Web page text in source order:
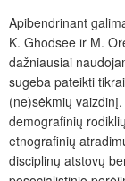
Apibendrinant
K. Ghodsee ir M.
dažniausiai
sugeba pateikti
(ne)sėk­mių
demografinių
etnografinių
disciplinų atstovų